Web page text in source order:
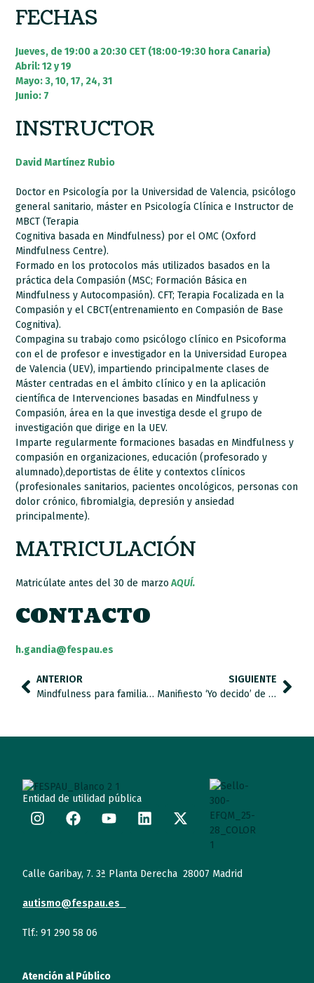
FECHAS
Jueves, de 19:00 a 20:30 CET (18:00-19:30 hora Canaria)
Abril: 12 y 19
Mayo: 3, 10, 17, 24, 31
Junio: 7
INSTRUCTOR
David Martínez Rubio
Doctor en Psicología por la Universidad de Valencia, psicólogo
general sanitario, máster en Psicología Clínica e Instructor de
MBCT (Terapia
Cognitiva basada en Mindfulness) por el OMC (Oxford
Mindfulness Centre).
Formado en los protocolos más utilizados basados en la
práctica dela Compasión (MSC; Formación Básica en
Mindfulness y Autocompasión). CFT; Terapia Focalizada en la
Compasión y el CBCT(entrenamiento en Compasión de Base
Cognitiva).
Compagina su trabajo como psicólogo clínico en Psicoforma
con el de profesor e investigador en la Universidad Europea
de Valencia (UEV), impartiendo principalmente clases de
Máster centradas en el ámbito clínico y en la aplicación
científica de Intervenciones basadas en Mindfulness y
Compasión, área en la que investiga desde el grupo de
investigación que dirige en la UEV.
Imparte regularmente formaciones basadas en Mindfulness y
compasión en organizaciones, educación (profesorado y
alumnado),deportistas de élite y contextos clínicos
(profesionales sanitarios, pacientes oncológicos, personas con
dolor crónico, fibromialgia, depresión y ansiedad
principalmente).
MATRICULACIÓN
Matricúlate antes del 30 de marzo AQUÍ.
CONTACTO
h.gandia@fespau.es
ANTERIOR
Mindfulness para familias de personas con TEA: Apoyando a los apoyos.
SIGUIENTE
Manifiesto ‘Yo decido’ de la Fundación CERMI Mujeres por el Día Internacional de la Mujer
Entidad de utilidad pública
Calle Garibay, 7. 3ª Planta Derecha 28007 Madrid
autismo@fespau.es
Tlf.: 91 290 58 06
Atención al Público